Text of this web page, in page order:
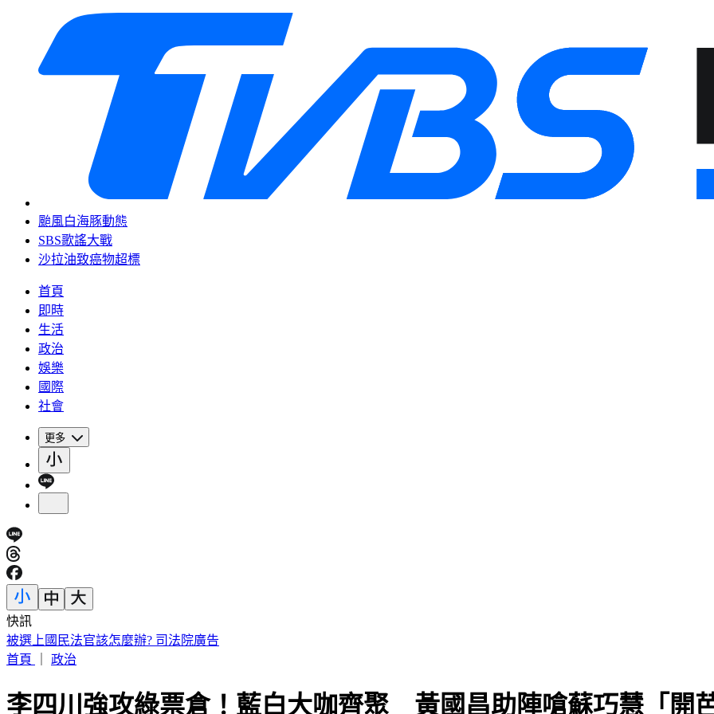
颱風白海豚動態
SBS歌謠大戰
沙拉油致癌物超標
首頁
即時
生活
政治
娛樂
國際
社會
更多
快訊
網紅肥大叔離世！醫曝「油煙致癌」：做1頓飯=吸2包菸
首頁
政治
李四川強攻綠票倉！藍白大咖齊聚 黃國昌助陣嗆蘇巧慧「開